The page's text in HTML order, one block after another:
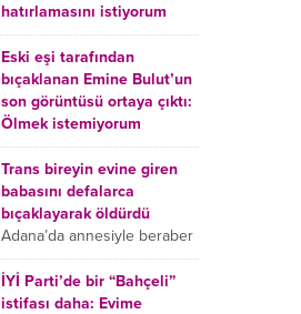
Çetinkaya (19) tutuklandı.
Çetinkaya, ifadesinde...
hatırlamasını istiyorum
Kanser tedavisi gören ünlü
oyuncu Canan Ergüder,
hastalık sürecini anlattı:
Meme kanserine yakalanan
ünlü oyuncu Canan Ergüder
aklıma ilk ölümün...
Eski eşi tarafından
bıçaklanan Emine Bulut’un
son görüntüsü ortaya çıktı:
Ölmek istemiyorum
Kırıkkale’de eski eşi
tarafından boğazından
bıçaklanan Emine Bulut’un
“Ben ölmek istemiyorum”
demesi ve yanında bulunan
10 yaşındaki kızının “Anne
lütfen...
Trans bireyin evine giren
babasını defalarca
bıçaklayarak öldürdü
Adana’da annesiyle beraber
takip ettiği babasının trans
bireyin evine girdiği gören
cani, babasını vücudunun
İYİ Parti’de bir “Bahçeli”
istifası daha: Evime